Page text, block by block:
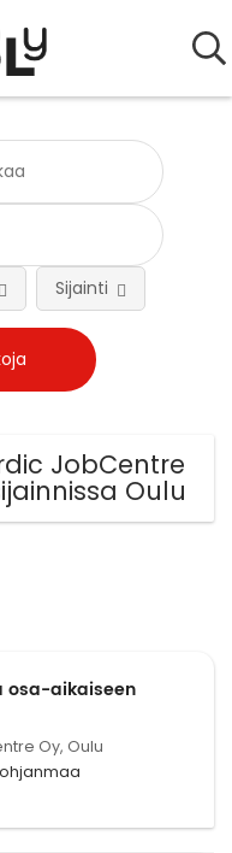
Sijainti
JobCentre
Oulu
osa-aikaiseen
Oy, Oulu